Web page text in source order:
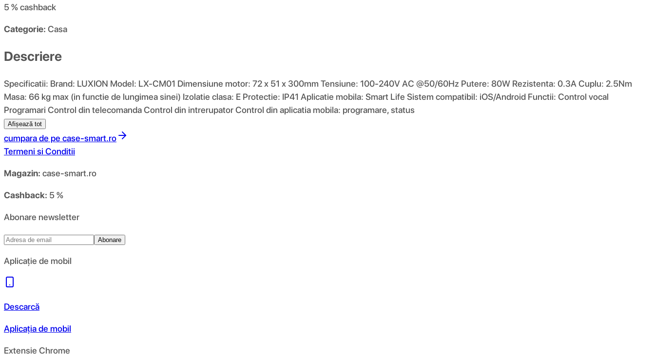
5 %cashback
Categorie: Casa
Descriere
Specificatii: Brand: LUXION Model: LX-CM01 Dimensiune motor: 72 x 51 x 300mm Tensiune: 100-240V AC @50/60Hz Putere: 80W Rezistenta: 0.3A Cuplu: 2.5Nm
Masa: 66 kg max (in functie de lungimea sinei) Izolatie clasa: E Protectie: IP41 Aplicatie mobila: Smart Life Sistem compatibil: iOS/Android Functii: Control vocal
Programari Control din telecomanda Control din intrerupator Control din aplicatia mobila: programare, status
Afișează tot
cumpara de pe case-smart.ro
Termeni si Conditii
Magazin: case-smart.ro
Cashback: 5 %
Abonare newsletter
Abonare
Aplicație de mobil
Descarcă
Aplicația de mobil
Extensie Chrome